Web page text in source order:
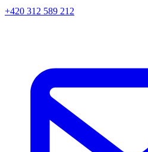
+420 312 589 212